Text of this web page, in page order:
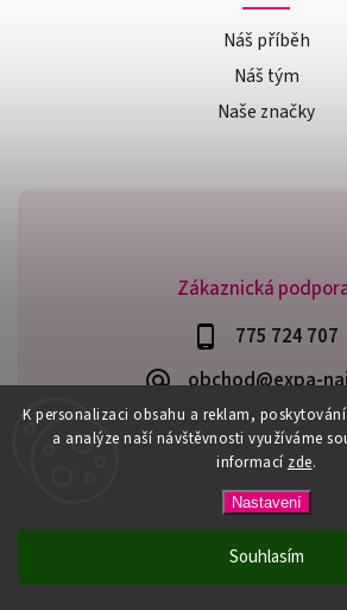
K personalizaci obsahu a reklam,
a analýze naší návštěvnosti využíváme
informací zde.
Nastavení
Souhlasím
PŘI NÁKUPU NAD 600,- MÁTE DOPRAVU
Zákaznická
775 724 707
obchod@expa-
Náš příběh
Náš tým
Naše značky
Expanails.cz.
Upravit nastavení
VytvořilShoptet | Design